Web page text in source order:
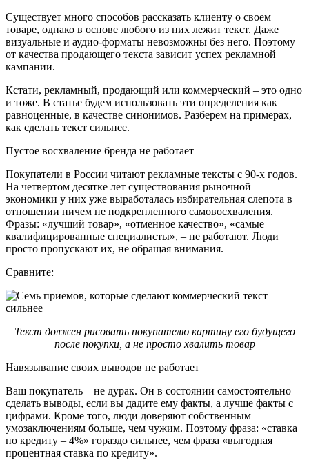
Существует много способов рассказать клиенту о своем
товаре, однако в основе любого из них лежит текст. Даже
визуальные и аудио-форматы невозможны без него. Поэтому
от качества продающего текста зависит успех рекламной
кампании.
Кстати, рекламный, продающий или коммерческий – это одно
и тоже. В статье будем использовать эти определения как
равноценные, в качестве синонимов. Разберем на примерах,
как сделать текст сильнее.
Пустое восхваление бренда не работает
Покупатели в России читают рекламные тексты с 90-х годов.
На четвертом десятке лет существования рыночной
экономики у них уже выработалась избирательная слепота в
отношении ничем не подкрепленного самовосхваления.
Фразы: «лучший товар», «отменное качество», «самые
квалифицированные специалисты», – не работают. Люди
просто пропускают их, не обращая внимания.
Сравните:
Текст должен рисовать покупателю картину его будущего
после покупки, а не просто хвалить товар
Навязывание своих выводов не работает
Ваш покупатель – не дурак. Он в состоянии самостоятельно
сделать выводы, если вы дадите ему факты, а лучше факты с
цифрами. Кроме того, люди доверяют собственным
умозаключениям больше, чем чужим. Поэтому фраза: «ставка
по кредиту – 4%» гораздо сильнее, чем фраза «выгодная
процентная ставка по кредиту».